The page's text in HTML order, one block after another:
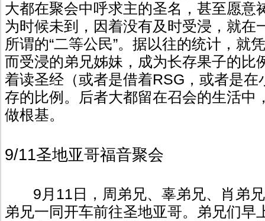
大都在聚会中呼求主的圣名，甚至愿意
为时候未到，因着没有及时受浸，就在
所谓的“二等公民”。据以往的统计，就
而受浸的弟兄姊妹，成为长存果子的比
着读圣经（或者是借着RSG，或者是在
存的比例。后者大都留在召会的生活中
做根基。
9/11圣地亚哥福音聚会
9月11日，周弟兄、辜弟兄、肖弟
弟兄一同开车前往圣地亚哥。弟兄们早